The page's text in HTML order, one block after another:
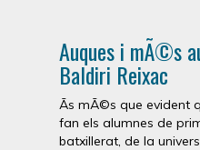
Auques i mÃ©s
Baldiri Reixac
Ãs mÃ©s que evident
fan els alumnes de
batxillerat, de la